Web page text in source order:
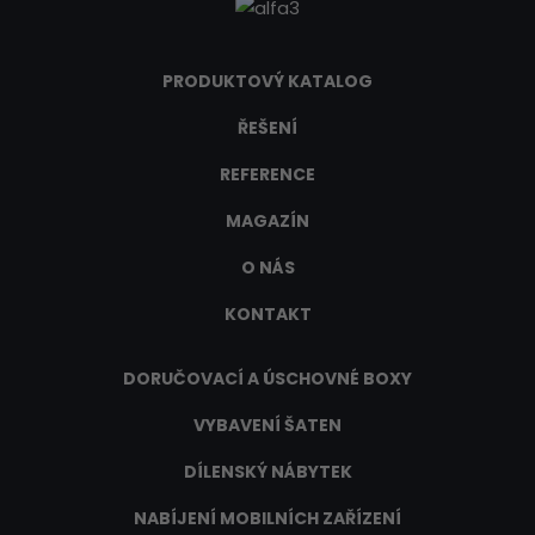
PRODUKTOVÝ KATALOG
ŘEŠENÍ
REFERENCE
MAGAZÍN
O NÁS
KONTAKT
DORUČOVACÍ A ÚSCHOVNÉ BOXY
VYBAVENÍ ŠATEN
DÍLENSKÝ NÁBYTEK
NABÍJENÍ MOBILNÍCH ZAŘÍZENÍ